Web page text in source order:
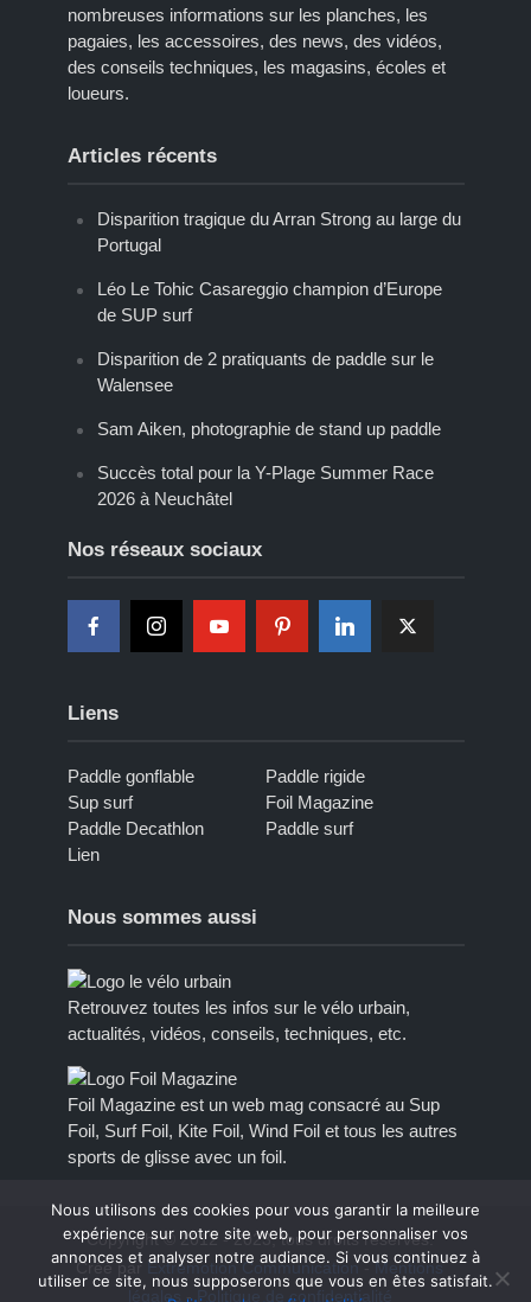
nombreuses informations sur les planches, les
pagaies, les accessoires, des news, des vidéos,
des conseils techniques, les magasins, écoles et
loueurs.
Articles récents
Disparition tragique du Arran Strong au large du
Portugal
Léo Le Tohic Casareggio champion d’Europe
de SUP surf
Disparition de 2 pratiquants de paddle sur le
Walensee
Sam Aiken, photographie de stand up paddle
Succès total pour la Y-Plage Summer Race
2026 à Neuchâtel
Nos réseaux sociaux
Liens
Paddle gonflable
Paddle rigide
Sup surf
Foil Magazine
Paddle Decathlon
Paddle surf
Lien
Nous sommes aussi
Retrouvez toutes les infos sur le vélo urbain,
actualités, vidéos, conseils, techniques, etc.
Foil Magazine est un web mag consacré au Sup
Foil, Surf Foil, Kite Foil, Wind Foil et tous les autres
sports de glisse avec un foil.
Copyright © 2012 - 2023, tous droits réservés.
Créé par Extremotion Communication-Mentions
légales
-Politique de confidentialité
Nous utilisons des cookies pour vous garantir la meilleure
expérience sur notre site web, pour personnaliser vos
annonces et analyser notre audiance. Si vous continuez à
utiliser ce site, nous supposerons que vous en êtes satisfait.